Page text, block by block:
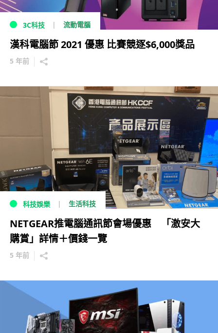
3C科技 流動電腦
漢科電腦節 2021 優惠 比賽競逐$6,000獎品
5 年前
科技娛樂 生活科技
NETGEAR推電腦通訊節會場優惠 「激安大
購賞」詳情＋價錢一覽
5 年前